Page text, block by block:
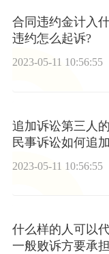
合同违约金计入
违约怎么起诉?
2023-05-11 10:56:55
追加诉讼第三人
民事诉讼如何追
2023-05-11 10:56:55
什么样的人可以
一般败诉方要承